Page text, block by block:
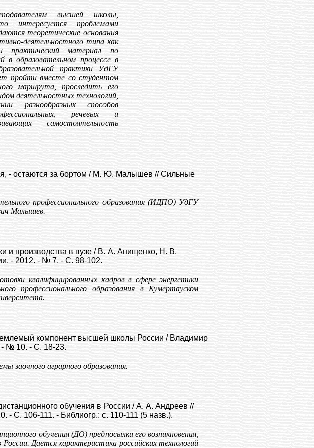
высшей школы,
интересуется проблемами
теоретические основания
деятельностного типа как
практический материал по
в образовательном процессе в
практики УдГУ
пройти вместе со студентом
маршрута, проследить его
деятельностных технологий,
разнообразных способов
речевых и
самостоятельность
- остаются за бортом / М. Ю. Малышев // Сильные
профессионального образования (ИДПО) УдГУ
Малышев.
и производства в вузе / В. А. Анищенко, Н. В.
- 2012. - № 7. - С. 98-102.
квалифицированных кадров в сфере энергетики
профессионального образования в Кумертауском
компонент высшей школы России / Владимир
- № 10. - С. 18-23.
заочного аграрного образования.
обучения в России / А. А. Андреев //
С. 106-111. - Библиогр.: с. 110-111 (5 назв.).
обучения (ДО) предпосылки его возникновения,
Дается характеристика российских технологий